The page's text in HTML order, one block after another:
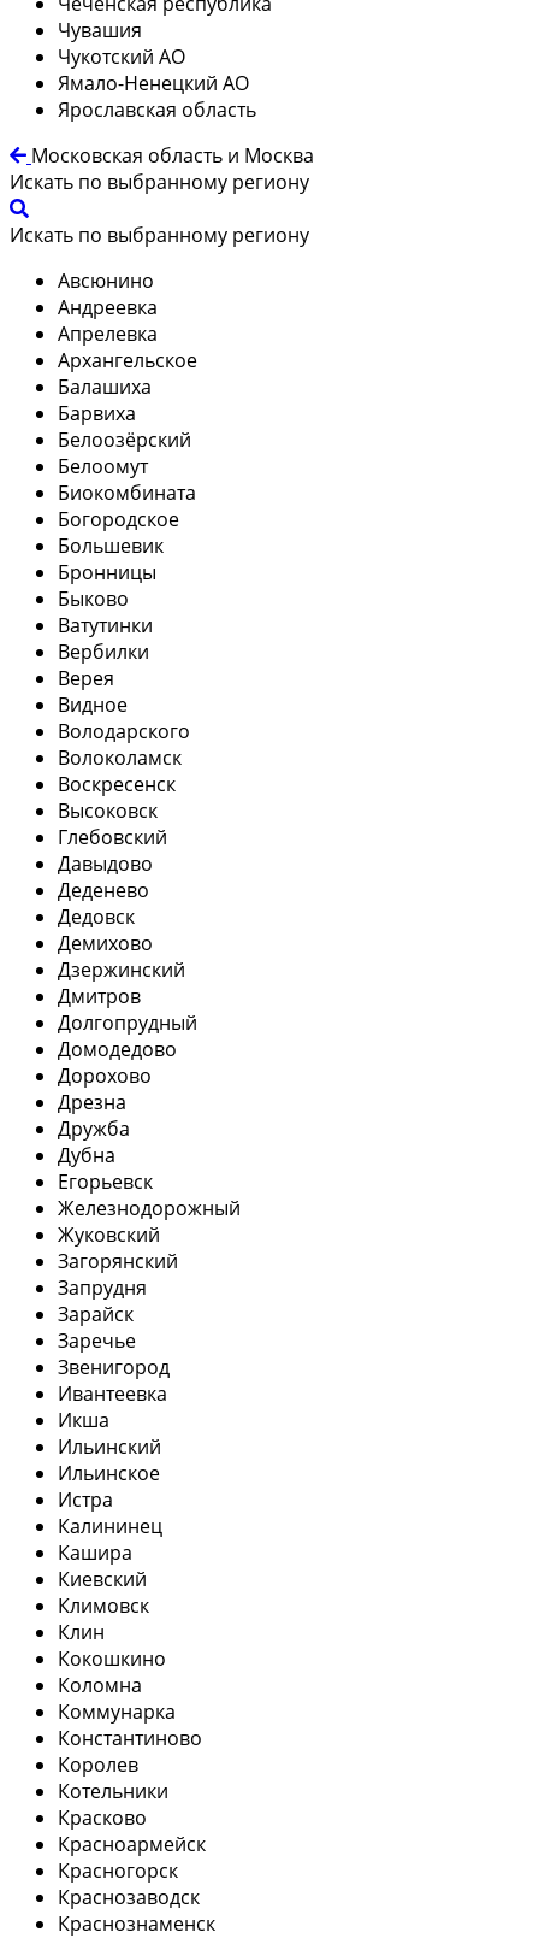
Чувашия
Чукотский АО
Ямало-Ненецкий АО
Ярославская область
Московская область и Москва
Искать по выбранному региону
Искать по выбранному региону
Авсюнино
Андреевка
Апрелевка
Архангельское
Балашиха
Барвиха
Белоозёрский
Белоомут
Биокомбината
Богородское
Большевик
Бронницы
Быково
Ватутинки
Вербилки
Верея
Видное
Володарского
Волоколамск
Воскресенск
Высоковск
Глебовский
Давыдово
Деденево
Дедовск
Демихово
Дзержинский
Дмитров
Долгопрудный
Домодедово
Дорохово
Дрезна
Дружба
Дубна
Егорьевск
Железнодорожный
Жуковский
Загорянский
Запрудня
Зарайск
Заречье
Звенигород
Ивантеевка
Икша
Ильинский
Ильинское
Истра
Калининец
Кашира
Киевский
Климовск
Клин
Кокошкино
Коломна
Коммунарка
Константиново
Королев
Котельники
Красково
Красноармейск
Красногорск
Краснозаводск
Краснознаменск